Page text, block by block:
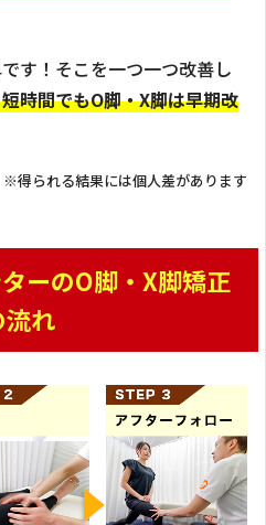
す！そこを一つ一つ改善し
時間でもO脚・X脚は早期改
※得られる結果には個人差があります
ーのO脚・X脚矯正
流れ